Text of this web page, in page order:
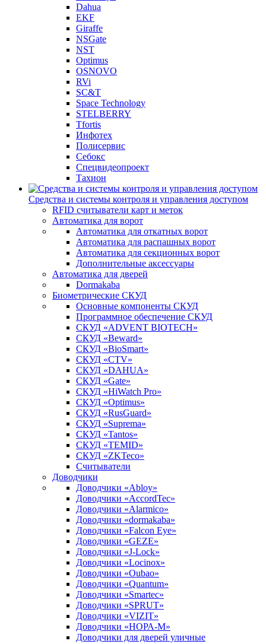
Dahua
EKF
Giraffe
NSGate
NST
Optimus
OSNOVO
RVi
SC&T
Space Technology
STELBERRY
Tfortis
Инфотех
Полисервис
Себокс
Спецвидеопроект
Тахион
Средства и системы контроля и управления доступом
RFID считыватели карт и меток
Автоматика для ворот
Автоматика для откатных ворот
Автоматика для распашных ворот
Автоматика для секционных ворот
Дополнительные аксессуары
Автоматика для дверей
Dormakaba
Биометрические СКУД
Основные компоненты СКУД
Программное обеспечение СКУД
СКУД «ADVENT BIOTECH»
СКУД «Beward»
СКУД «BioSmart»
СКУД «CTV»
СКУД «DAHUA»
СКУД «Gate»
СКУД «HiWatch Pro»
СКУД «Optimus»
СКУД «RusGuard»
СКУД «Suprema»
СКУД «Tantos»
СКУД «TEMID»
СКУД «ZKTeco»
Считыватели
Доводчики
Доводчики «Abloy»
Доводчики «AccordTec»
Доводчики «Alarmico»
Доводчики «dormakaba»
Доводчики «Falcon Eye»
Доводчики «GEZE»
Доводчики «J-Lock»
Доводчики «Locinox»
Доводчики «Oubao»
Доводчики «Quantum»
Доводчики «Smartec»
Доводчики «SPRUT»
Доводчики «VIZIT»
Доводчики «НОРА-М»
Доводчики для дверей уличные